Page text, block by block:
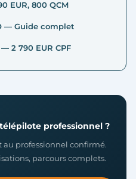
EUR, 800 QCM
— Guide complet
2 790 EUR CPF
professionnel ?
professionnel confirmé.
parcours complets.